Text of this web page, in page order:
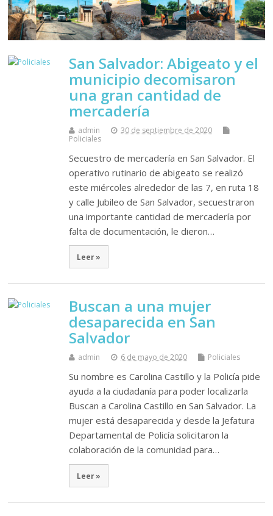
San Salvador: Abigeato y el
municipio decomisaron
una gran cantidad de
mercadería
admin
30 de septiembre de 2020
Policiales
Secuestro de mercadería en San Salvador. El
operativo rutinario de abigeato se realizó
este miércoles alrededor de las 7, en ruta 18
y calle Jubileo de San Salvador, secuestraron
una importante cantidad de mercadería por
falta de documentación, le dieron…
Leer »
Buscan a una mujer
desaparecida en San
Salvador
admin 6 de mayo de 2020 Policiales
Su nombre es Carolina Castillo y la Policía pide
ayuda a la ciudadanía para poder localizarla
Buscan a Carolina Castillo en San Salvador. La
mujer está desaparecida y desde la Jefatura
Departamental de Policía solicitaron la
colaboración de la comunidad para…
Leer »